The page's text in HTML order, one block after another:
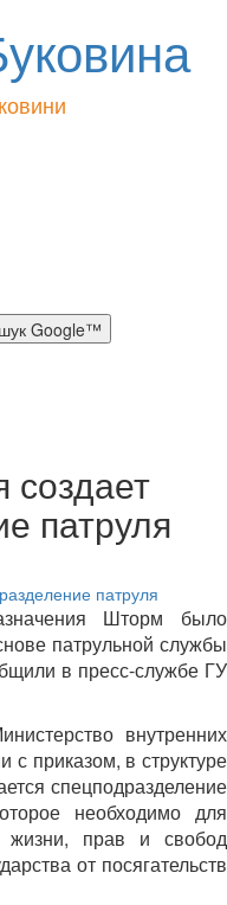
создает
патруля
Шторм было
патрульной службы
в пресс-службе ГУ
внутренних
с приказом, в структуре
спецподразделение
необходимо для
жизни, прав и свобод
от посягательств